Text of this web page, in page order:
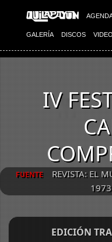
GALERÍA DISCOS
IV
FUENTE REVISTA: EL
EDICIÓN